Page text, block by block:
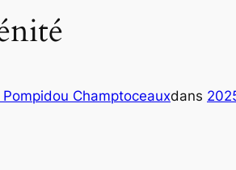
Pompidou Champtoceauxdans